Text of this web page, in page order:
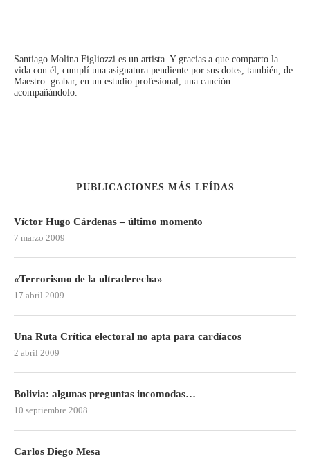
Santiago Molina Figliozzi es un artista. Y gracias a que comparto la
vida con él, cumplí una asignatura pendiente por sus dotes, también, de
Maestro: grabar, en un estudio profesional, una canción
acompañándolo.
PUBLICACIONES MÁS LEÍDAS
Víctor Hugo Cárdenas – último momento
7 marzo 2009
«Terrorismo de la ultraderecha»
17 abril 2009
Una Ruta Crítica electoral no apta para cardíacos
2 abril 2009
Bolivia: algunas preguntas incomodas…
10 septiembre 2008
Carlos Diego Mesa